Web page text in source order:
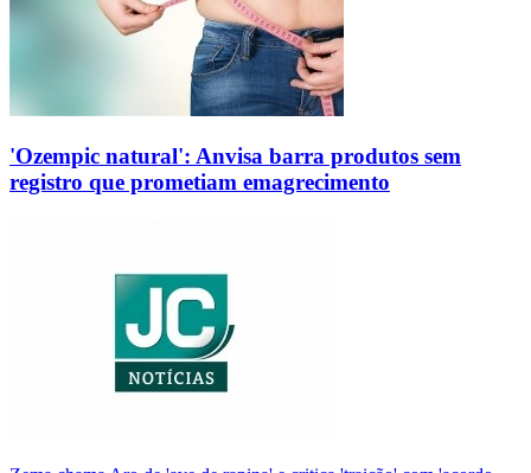
'Ozempic natural': Anvisa barra produtos sem
registro que prometiam emagrecimento